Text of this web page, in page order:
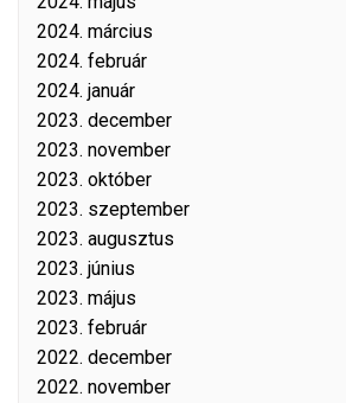
2024. március
2024. február
2024. január
2023. december
2023. november
2023. október
2023. szeptember
2023. augusztus
2023. június
2023. május
2023. február
2022. december
2022. november